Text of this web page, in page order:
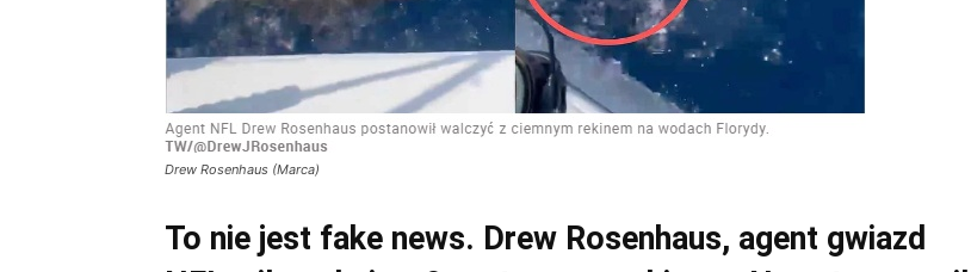
Drew Rosenhaus (Marca)
To nie jest fake news. Drew Rosenhaus, agent gwiazd